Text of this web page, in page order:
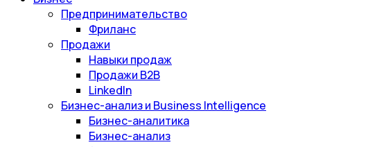
Предпринимательство
Фриланс
Продажи
Навыки продаж
Продажи B2B
LinkedIn
Бизнес-анализ и Business Intelligence
Бизнес-аналитика
Бизнес-анализ